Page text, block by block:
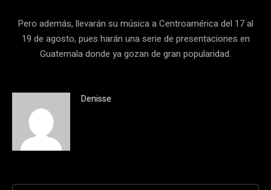
Pero además, llevarán su música a Centroamérica del 17 al
19 de agosto, pues harán una serie de presentaciones en
Guatemala donde ya gozan de gran popularidad.
Denisse